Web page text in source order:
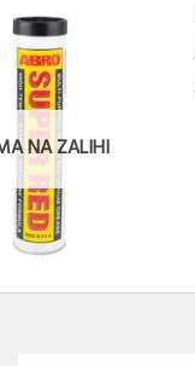
NA ZALIHI